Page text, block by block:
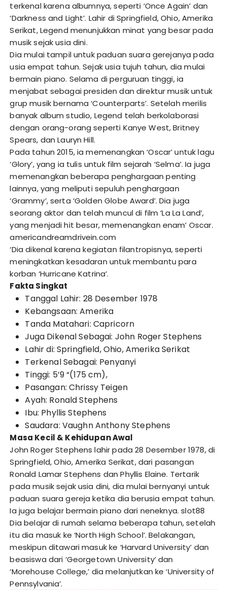
terkenal karena albumnya, seperti ‘Once Again’ dan
‘Darkness and Light’. Lahir di Springfield, Ohio, Amerika
Serikat, Legend menunjukkan minat yang besar pada
musik sejak usia dini.
Dia mulai tampil untuk paduan suara gerejanya pada
usia empat tahun. Sejak usia tujuh tahun, dia mulai
bermain piano. Selama di perguruan tinggi, ia
menjabat sebagai presiden dan direktur musik untuk
grup musik bernama ‘Counterparts’. Setelah merilis
banyak album studio, Legend telah berkolaborasi
dengan orang-orang seperti Kanye West, Britney
Spears, dan Lauryn Hill.
Pada tahun 2015, ia memenangkan ‘Oscar’ untuk lagu
‘Glory’, yang ia tulis untuk film sejarah ‘Selma’. Ia juga
memenangkan beberapa penghargaan penting
lainnya, yang meliputi sepuluh penghargaan
‘Grammy’, serta ‘Golden Globe Award’. Dia juga
seorang aktor dan telah muncul di film ‘La La Land’,
yang menjadi hit besar, memenangkan enam’ Oscar.
americandreamdrivein.com
‘Dia dikenal karena kegiatan filantropisnya, seperti
meningkatkan kesadaran untuk membantu para
korban ‘Hurricane Katrina’.
Fakta Singkat
Tanggal Lahir: 28 Desember 1978
Kebangsaan: Amerika
Tanda Matahari: Capricorn
Juga Dikenal Sebagai: John Roger Stephens
Lahir di: Springfield, Ohio, Amerika Serikat
Terkenal Sebagai: Penyanyi
Tinggi: 5’9 “(175 cm),
Pasangan: Chrissy Teigen
Ayah: Ronald Stephens
Ibu: Phyllis Stephens
Saudara: Vaughn Anthony Stephens
Masa Kecil & Kehidupan Awal
John Roger Stephens lahir pada 28 Desember 1978, di
Springfield, Ohio, Amerika Serikat, dari pasangan
Ronald Lamar Stephens dan Phyllis Elaine. Tertarik
pada musik sejak usia dini, dia mulai bernyanyi untuk
paduan suara gereja ketika dia berusia empat tahun.
Ia juga belajar bermain piano dari neneknya.slot88
Dia belajar di rumah selama beberapa tahun, setelah
itu dia masuk ke ‘North High School’. Belakangan,
meskipun ditawari masuk ke ‘Harvard University’ dan
beasiswa dari ‘Georgetown University’ dan
‘Morehouse College,’ dia melanjutkan ke ‘University of
Pennsylvania’.